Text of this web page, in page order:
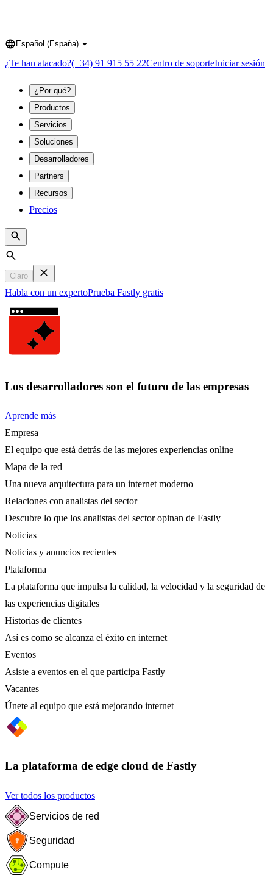
Language
Español (España)
¿Te han atacado?(+34) 91 915 55 22Centro de soporteIniciar sesión
¿Por qué?
Productos
Servicios
Soluciones
Desarrolladores
Partners
Recursos
Precios
Search
Claro
Habla con un expertoPrueba Fastly gratis
Los desarrolladores son el futuro de las empresas
Aprende más
Empresa
El equipo que está detrás de las mejores experiencias online
Mapa de la red
Una nueva arquitectura para un internet moderno
Relaciones con analistas del sector
Descubre lo que los analistas del sector opinan de Fastly
Noticias
Noticias y anuncios recientes
Plataforma
La plataforma que impulsa la calidad, la velocidad y la seguridad de
las experiencias digitales
Historias de clientes
Así es como se alcanza el éxito en internet
Eventos
Asiste a eventos en el que participa Fastly
Vacantes
Únete al equipo que está mejorando internet
La plataforma de edge cloud de Fastly
Ver todos los productos
Servicios de red
Seguridad
Compute